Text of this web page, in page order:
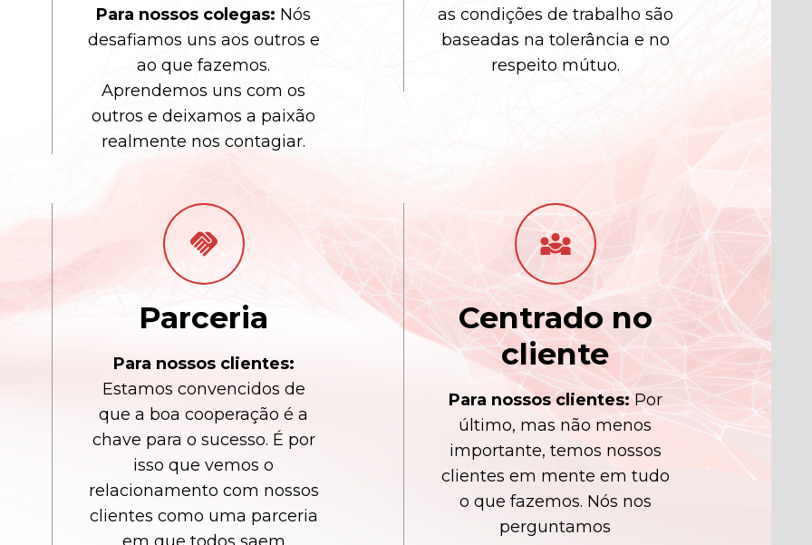
Para nossos colegas: Nós
desafiamos uns aos outros e
ao que fazemos.
Aprendemos uns com os
outros e deixamos a paixão
realmente nos contagiar.
as condições de trabalho são
baseadas na tolerância e no
respeito mútuo.
handshake
Parceria
Para nossos clientes:
Estamos convencidos de
que a boa cooperação é a
chave para o sucesso. É por
isso que vemos o
relacionamento com nossos
clientes como uma parceria
diversity_3
Centrado no
cliente
Para nossos clientes:Por
último, mas não menos
importante, temos nossos
clientes em mente em tudo
o que fazemos. Nós nos
perguntamos